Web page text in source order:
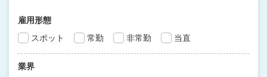
雇用形態
スポット
常勤 非常勤 当直
業界